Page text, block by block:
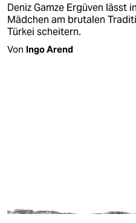
Deniz Gamze Ergüven lässt
Mädchen am brutalen
Türkei scheitern.
Von Ingo Arend